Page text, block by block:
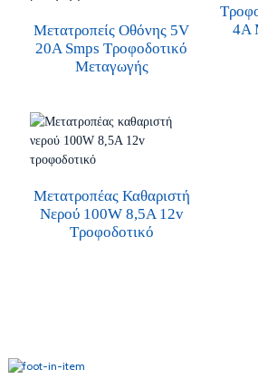
Μετατροπείς Οθόνης 5V
20A Smps Τροφοδοτικό
Μεταγωγής
4A
Μετατροπέας Καθαριστή
Νερού 100W 8,5A 12v
Τροφοδοτικό